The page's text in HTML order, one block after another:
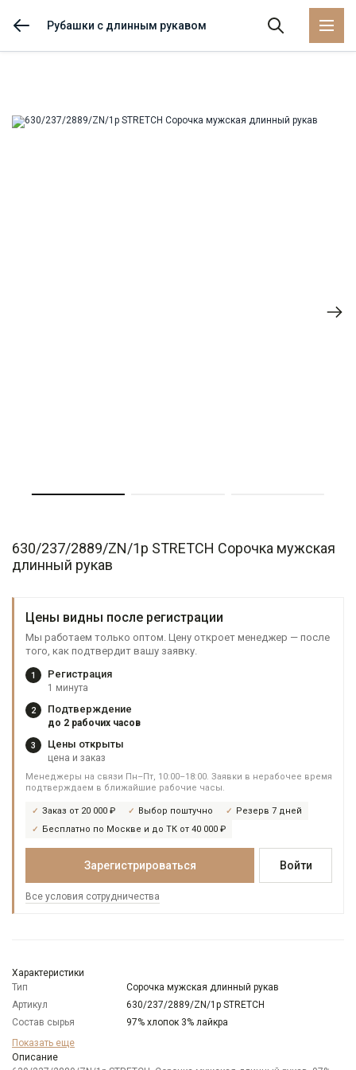
Рубашки с длинным рукавом
630/237/2889/ZN/1p STRETCH Сорочка мужская
длинный рукав
Цены видны после регистрации
Мы работаем только оптом. Цену откроет менеджер — после
того, как подтвердит вашу заявку.
1 Регистрация
1 минута
2 Подтверждение
до 2 рабочих часов
3 Цены открыты
цена и заказ
Менеджеры на связи Пн–Пт, 10:00–18:00. Заявки в нерабочее время
подтверждаем в ближайшие рабочие часы.
Заказ от 20 000 ₽ Выбор поштучно
Резерв 7 дней
Бесплатно по Москве и до ТК от 40 000 ₽
Зарегистрироваться Войти
Все условия сотрудничества
Характеристики
Тип
Сорочка мужская длинный рукав
Артикул
630/237/2889/ZN/1p STRETCH
Состав сырья
97% хлопок 3% лайкра
Бренд
Особенности
Показать еще
Описание